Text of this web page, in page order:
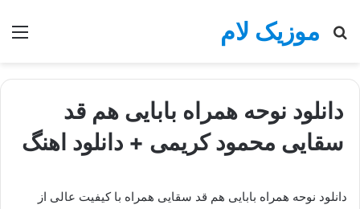
موزیک لام
جستجو
دانلود نوحه همراه بابایی هم قد
سقایی محمود کریمی + دانلود اهنگ
دانلود نوحه همراه بابایی هم قد سقایی همراه با کیفیت عالی از